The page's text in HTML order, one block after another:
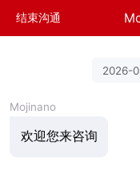
结束沟通
2026-
Mojinano
欢迎您来咨询